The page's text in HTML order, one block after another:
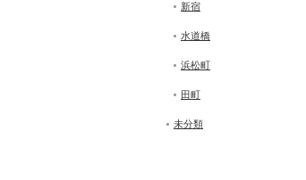
新宿
水道橋
浜松町
田町
未分類